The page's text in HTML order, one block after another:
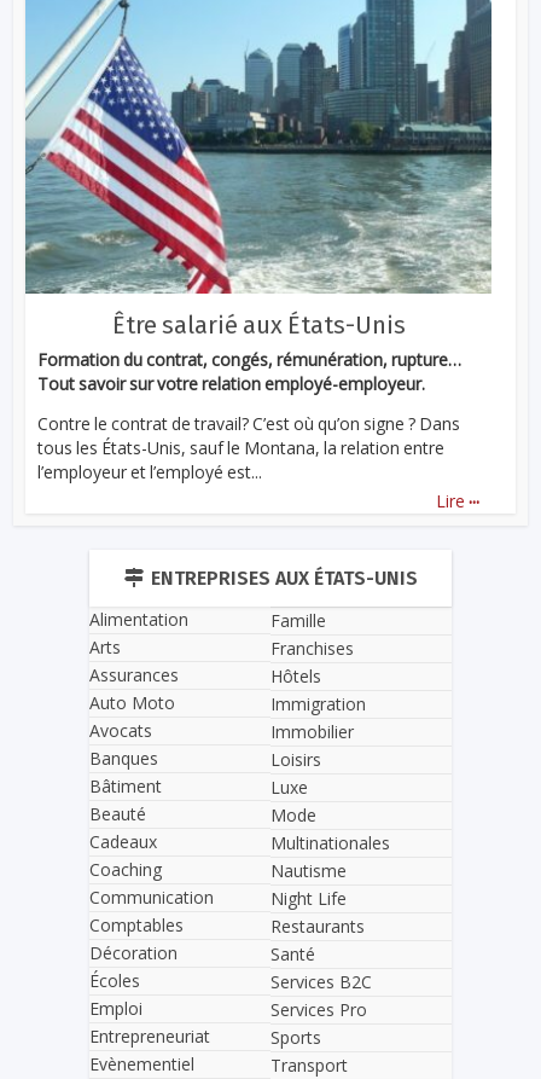
Être salarié aux États-Unis
Formation du contrat, congés, rémunération, rupture…
Tout savoir sur votre relation employé-employeur.
Contre le contrat de travail? C’est où qu’on signe ? Dans
tous les États-Unis, sauf le Montana, la relation entre
l’employeur et l’employé est...
Lire ...
ENTREPRISES AUX ÉTATS-UNIS
Alimentation
Arts
Assurances
Auto Moto
Avocats
Banques
Bâtiment
Beauté
Cadeaux
Coaching
Communication
Comptables
Décoration
Écoles
Emploi
Entrepreneuriat
Evènementiel
Famille
Franchises
Hôtels
Immigration
Immobilier
Loisirs
Luxe
Mode
Multinationales
Nautisme
Night Life
Restaurants
Santé
Services B2C
Services Pro
Sports
Transport